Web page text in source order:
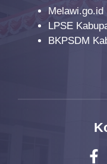
Melawi.go.id
LPSE
BKPSDM